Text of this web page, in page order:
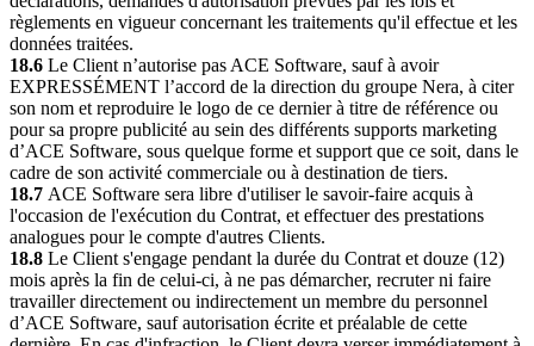
règlements en vigueur concernant les traitements qu'il effectue et les
données traitées.
18.6 Le Client n’autorise pas ACE Software, sauf à avoir
EXPRESSÉMENT l’accord de la direction du groupe Nera, à citer
son nom et reproduire le logo de ce dernier à titre de référence ou
pour sa propre publicité au sein des différents supports marketing
d’ACE Software, sous quelque forme et support que ce soit, dans le
cadre de son activité commerciale ou à destination de tiers.
18.7 ACE Software sera libre d'utiliser le savoir-faire acquis à
l'occasion de l'exécution du Contrat, et effectuer des prestations
analogues pour le compte d'autres Clients.
18.8 Le Client s'engage pendant la durée du Contrat et douze (12)
mois après la fin de celui-ci, à ne pas démarcher, recruter ni faire
travailler directement ou indirectement un membre du personnel
d’ACE Software, sauf autorisation écrite et préalable de cette